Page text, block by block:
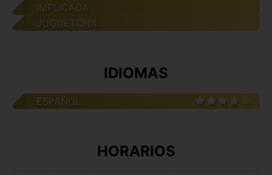
IMPLICADA
JUGUETONA
IDIOMAS
ESPAÑOL
HORARIOS